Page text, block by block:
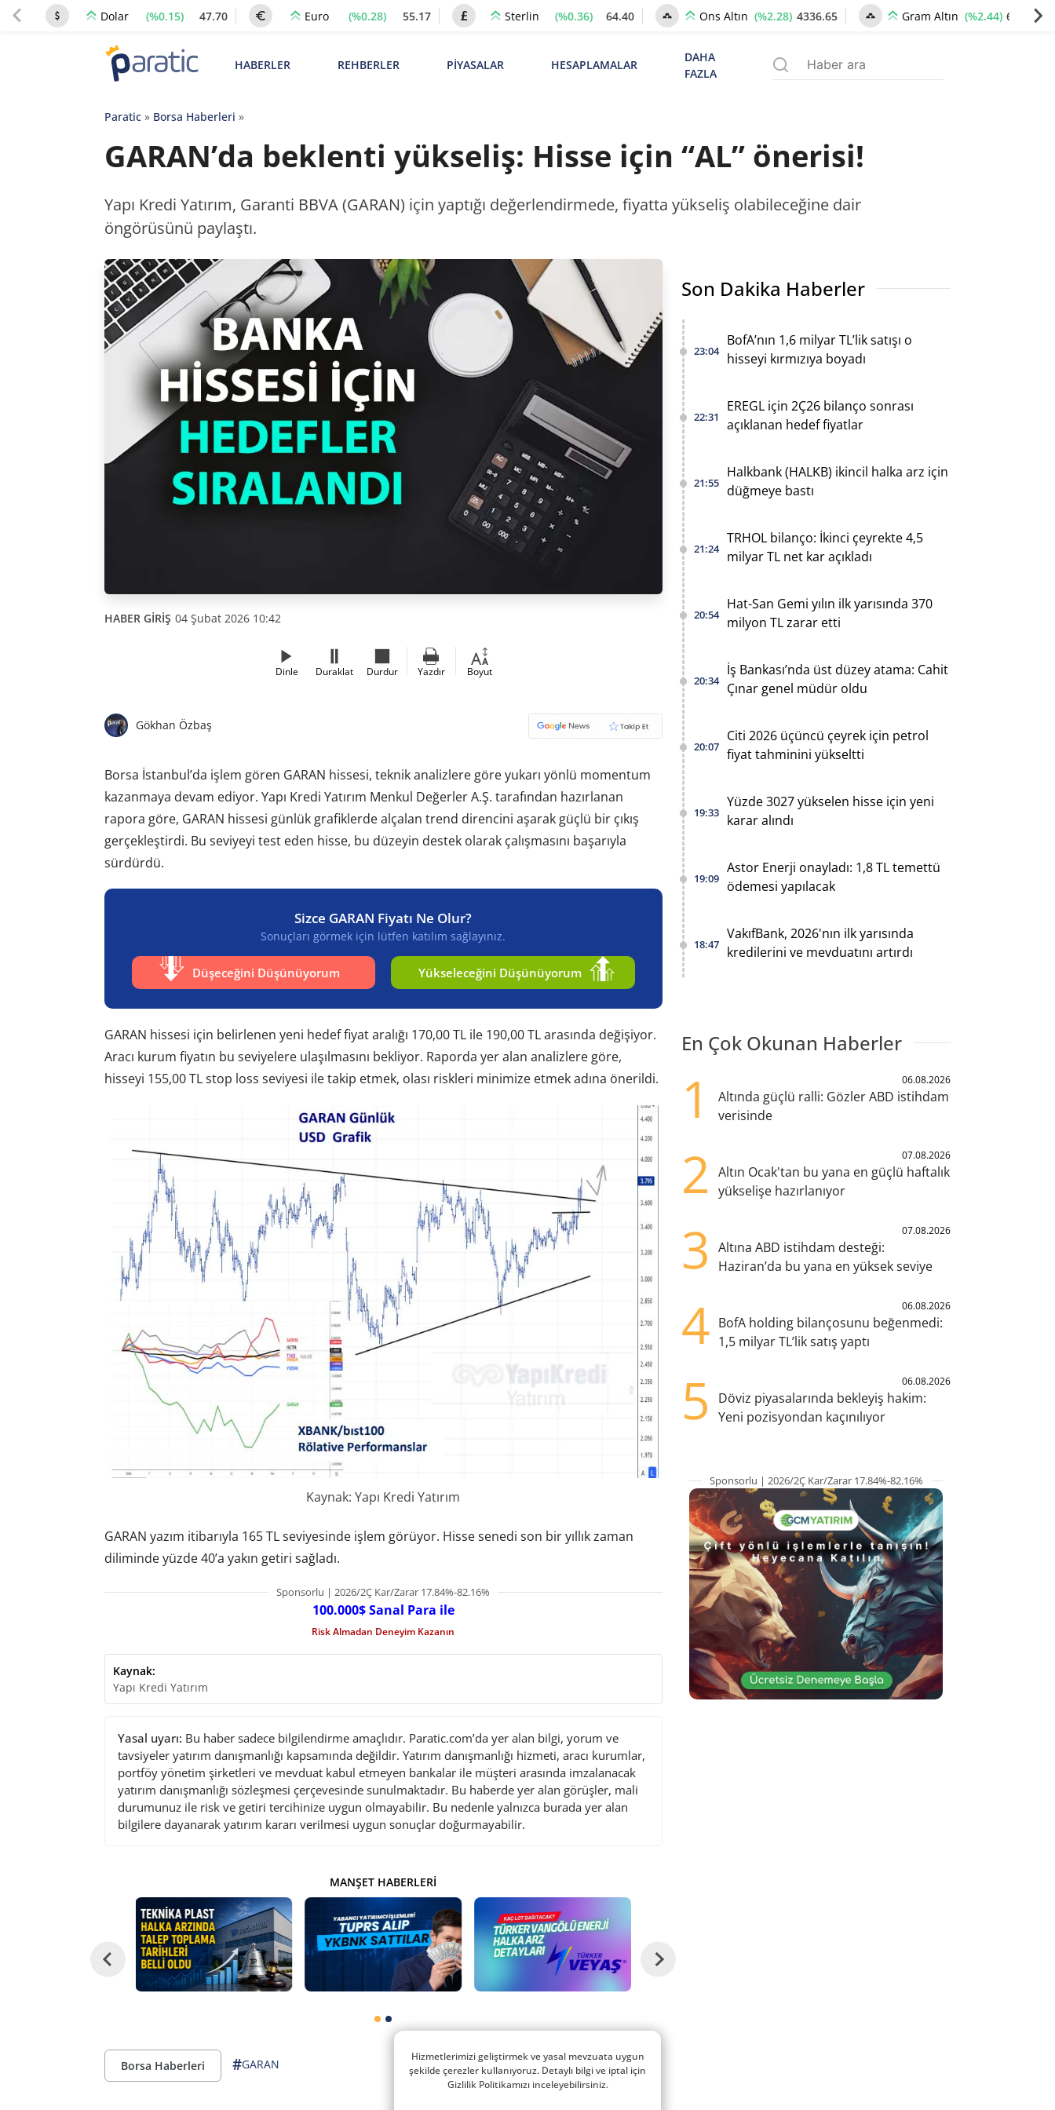
Dolar (%0.15) 47.70 Euro (%0.28) 55.17 Sterlin (%0.36) 64.40 Ons Altın (%2.28) 4336.65 Gram Altın (%2.44) 6650.97
HABERLER REHBERLER PİYASALAR HESAPLAMALAR
DAHA
FAZLA
Paratic» Borsa Haberleri »
GARAN’da beklenti yükseliş: Hisse için “AL” önerisi!
Yapı Kredi Yatırım, Garanti BBVA (GARAN) için yaptığı değerlendirmede, fiyatta yükseliş olabileceğine dair
öngörüsünü paylaştı.
HABER GİRİŞ 04 Şubat 2026 10:42
Dinle Duraklat Durdur Yazdır Boyut
Gökhan Özbaş
Borsa İstanbul’da işlem gören GARAN hissesi, teknik analizlere göre yukarı yönlü momentum
kazanmaya devam ediyor. Yapı Kredi Yatırım Menkul Değerler A.Ş. tarafından hazırlanan
rapora göre, GARAN hissesi günlük grafiklerde alçalan trend direncini aşarak güçlü bir çıkış
gerçekleştirdi. Bu seviyeyi test eden hisse, bu düzeyin destek olarak çalışmasını başarıyla
sürdürdü.
Sizce GARAN Fiyatı Ne Olur?
Sonuçları görmek için lütfen katılım sağlayınız.
Düşeceğini Düşünüyorum Yükseleceğini Düşünüyorum
GARAN hissesi için belirlenen yeni hedef fiyat aralığı 170,00 TL ile 190,00 TL arasında değişiyor.
Aracı kurum fiyatın bu seviyelere ulaşılmasını bekliyor. Raporda yer alan analizlere göre,
hisseyi 155,00 TL stop loss seviyesi ile takip etmek, olası riskleri minimize etmek adına önerildi.
Kaynak: Yapı Kredi Yatırım
GARAN yazım itibarıyla 165 TL seviyesinde işlem görüyor. Hisse senedi son bir yıllık zaman
diliminde yüzde 40’a yakın getiri sağladı.
Sponsorlu | 2026/2Ç Kar/Zarar 17.84%-82.16%
100.000$ Sanal Para ile
Risk Almadan Deneyim Kazanın
Kaynak:
Yapı Kredi Yatırım
Yasal uyarı: Bu haber sadece bilgilendirme amaçlıdır. Paratic.com’da yer alan bilgi, yorum ve
tavsiyeler yatırım danışmanlığı kapsamında değildir. Yatırım danışmanlığı hizmeti, aracı kurumlar,
portföy yönetim şirketleri ve mevduat kabul etmeyen bankalar ile müşteri arasında imzalanacak
yatırım danışmanlığı sözleşmesi çerçevesinde sunulmaktadır. Bu haberde yer alan görüşler, mali
durumunuz ile risk ve getiri tercihinize uygun olmayabilir. Bu nedenle yalnızca burada yer alan
bilgilere dayanarak yatırım kararı verilmesi uygun sonuçlar doğurmayabilir.
MANŞET HABERLERI
Borsa Haberleri #GARAN
Son Dakika Haberler
23:04
BofA’nın 1,6 milyar TL’lik satışı o
hisseyi kırmızıya boyadı
22:31
EREGL için 2Ç26 bilanço sonrası
açıklanan hedef fiyatlar
21:55
Halkbank (HALKB) ikincil halka arz için
düğmeye bastı
21:24
TRHOL bilanço: İkinci çeyrekte 4,5
milyar TL net kar açıkladı
20:54
Hat-San Gemi yılın ilk yarısında 370
milyon TL zarar etti
20:34
İş Bankası’nda üst düzey atama: Cahit
Çınar genel müdür oldu
20:07
Citi 2026 üçüncü çeyrek için petrol
fiyat tahminini yükseltti
19:33
Yüzde 3027 yükselen hisse için yeni
karar alındı
19:09
Astor Enerji onayladı: 1,8 TL temettü
ödemesi yapılacak
18:47
VakıfBank, 2026'nın ilk yarısında
kredilerini ve mevduatını artırdı
En Çok Okunan Haberler
1 06.08.2026
Altında güçlü ralli: Gözler ABD istihdam
verisinde
2 07.08.2026
Altın Ocak'tan bu yana en güçlü haftalık
yükselişe hazırlanıyor
3 07.08.2026
Altına ABD istihdam desteği:
Haziran’da bu yana en yüksek seviye
4 06.08.2026
BofA holding bilançosunu beğenmedi:
1,5 milyar TL’lik satış yaptı
5 06.08.2026
Döviz piyasalarında bekleyiş hakim:
Yeni pozisyondan kaçınılıyor
Sponsorlu | 2026/2Ç Kar/Zarar 17.84%-82.16%
Hizmetlerimizi geliştirmek ve yasal mevzuata uygun
şekilde çerezler kullanıyoruz. Detaylı bilgi ve iptal için
Gizlilik Politikamızı inceleyebilirsiniz.